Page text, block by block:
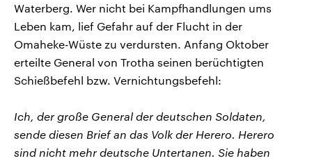
Waterberg. Wer nicht bei Kampfhandlungen ums
Leben kam, lief Gefahr auf der Flucht in der
Omaheke-Wüste zu verdursten. Anfang Oktober
erteilte General von Trotha seinen berüchtigten
Schießbefehl bzw. Vernichtungsbefehl:
Ich, der große General der deutschen Soldaten,
sende diesen Brief an das Volk der Herero. Herero
sind nicht mehr deutsche Untertanen. Sie haben